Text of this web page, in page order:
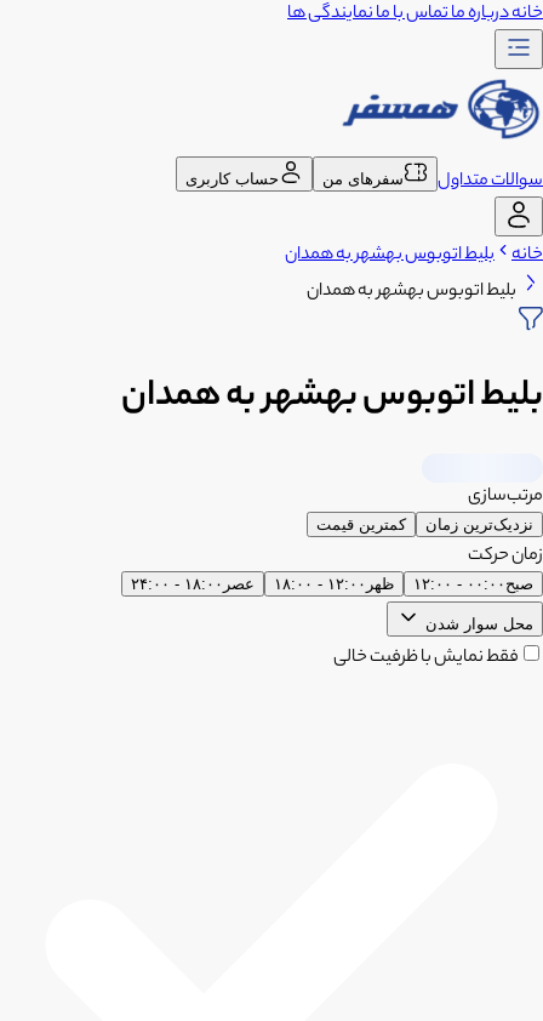
خانهدرباره ماتماس با مانمایندگی ها
سوالات متداول سفرهای من حساب کاربری
خانه بلیط اتوبوس بهشهر به همدان
بلیط اتوبوس بهشهر به همدان
بلیط اتوبوس بهشهر به همدان
مرتب‌سازی
نزدیک‌ترین زمان کمترین قیمت
زمان حرکت
صبح ۰۰:۰۰ - ۱۲:۰۰ ظهر ۱۲:۰۰ - ۱۸:۰۰ عصر ۱۸:۰۰ - ۲۴:۰۰
محل سوار شدن
فقط نمایش با ظرفیت خالی